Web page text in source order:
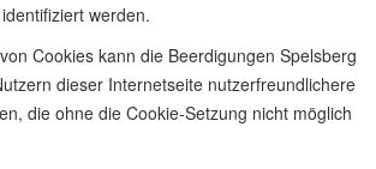
werden.
Cookies kann die Beerdigungen Spelsberg
dieser Internetseite nutzerfreundlichere
die ohne die Cookie-Setzung nicht möglich